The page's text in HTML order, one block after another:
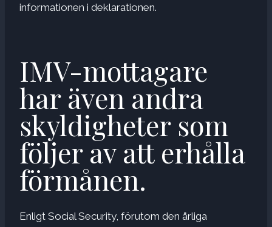
informationen i deklarationen.
IMV-mottagare
har även andra
skyldigheter som
följer av att erhålla
förmånen.
Enligt Social Security, förutom den årliga